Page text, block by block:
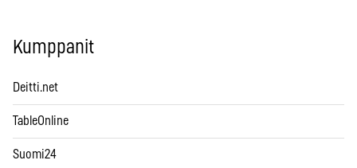
Kumppanit
Deitti.net
TableOnline
Suomi24